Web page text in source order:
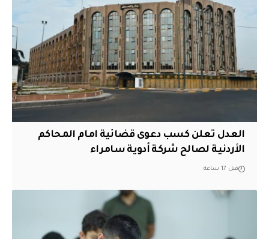
العدل تعلن كسب دعوى قضائية امام المحاكم
الأردنية لصالح شركة أدوية سامراء
قبل 17 ساعة